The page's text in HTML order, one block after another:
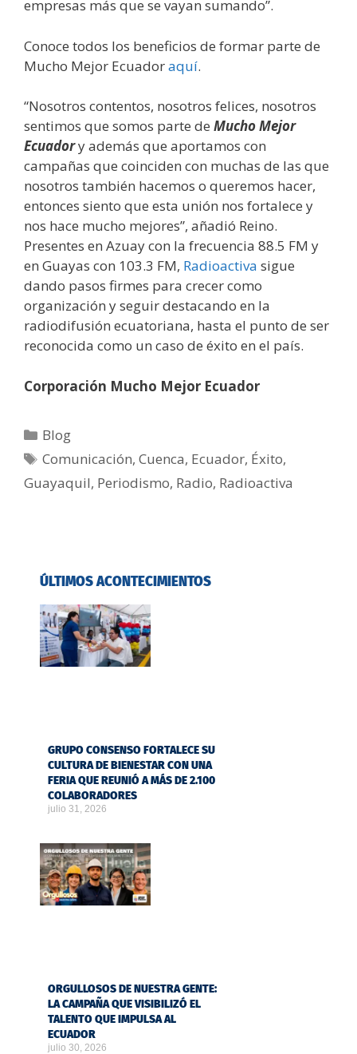
empresas más que se vayan sumando”.
Conoce todos los beneficios de formar parte de
Mucho Mejor Ecuadoraquí.
“Nosotros contentos, nosotros felices, nosotros
sentimos que somos parte de Mucho Mejor
Ecuadory además que aportamos con
campañas que coinciden con muchas de las que
nosotros también hacemos o queremos hacer,
entonces siento que esta unión nos fortalece y
nos hace mucho mejores”, añadió Reino.
Presentes en Azuay con la frecuencia 88.5 FM y
en Guayas con 103.3 FM, Radioactiva sigue
dando pasos firmes para crecer como
organización y seguir destacando en la
radiodifusión ecuatoriana, hasta el punto de ser
reconocida como un caso de éxito en el país.
Corporación Mucho Mejor Ecuador
Blog
Comunicación,Cuenca, Ecuador, Éxito,
Guayaquil, Periodismo, Radio, Radioactiva
ÚLTIMOS ACONTECIMIENTOS
GRUPO CONSENSO FORTALECE SU
CULTURA DE BIENESTAR CON UNA
FERIA QUE REUNIÓ A MÁS DE 2.100
COLABORADORES
julio 31, 2026
ORGULLOSOS DE NUESTRA GENTE:
LA CAMPAÑA QUE VISIBILIZÓ EL
TALENTO QUE IMPULSA AL
ECUADOR
julio 30, 2026